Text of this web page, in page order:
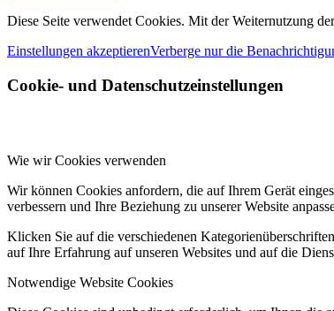
Diese Seite verwendet Cookies. Mit der Weiternutzung
Einstellungen akzeptierenVerberge nur die
Cookie- und Datenschutzeinstellungen
Wie wir Cookies verwenden
Wir können Cookies anfordern, die auf Ihrem Gerät
verbessern und Ihre Beziehung zu unserer Website
Klicken Sie auf die verschiedenen
auf Ihre Erfahrung auf unseren Websites und auf die
Notwendige Website Cookies